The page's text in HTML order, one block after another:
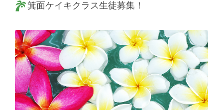
箕面ケイキクラス生徒募集！